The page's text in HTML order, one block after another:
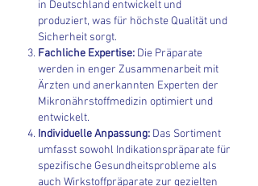
in Deutschland entwickelt und
produziert, was für höchste Qualität und
Sicherheit sorgt.
Fachliche Expertise: Die Präparate
werden in enger Zusammenarbeit mit
Ärzten und anerkannten Experten der
Mikronährstoffmedizin optimiert und
entwickelt.
Individuelle Anpassung: Das Sortiment
umfasst sowohl Indikationspräparate für
spezifische Gesundheitsprobleme als
auch Wirkstoffpräparate zur gezielten